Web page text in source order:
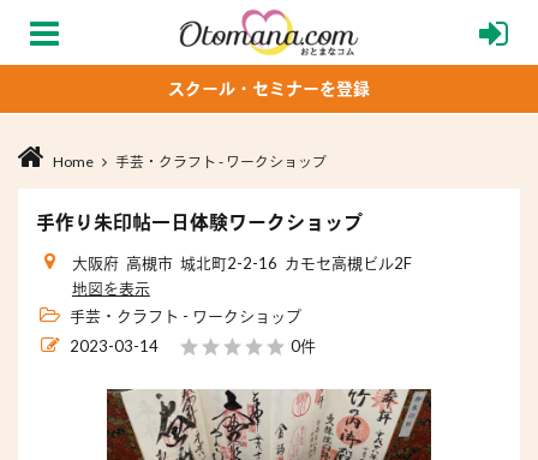
スクール・セミナーを登録
Home 手芸・クラフト - ワークショップ
手作り朱印帖一日体験ワークショップ
大阪府 高槻市 城北町2-2-16 カモセ高槻ビル2F
地図を表示
手芸・クラフト - ワークショップ
2023-03-14
0件